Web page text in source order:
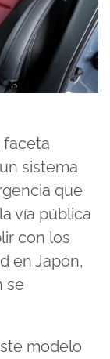
faceta
sistema
que
vía pública
con los
en Japón,
se
modelo